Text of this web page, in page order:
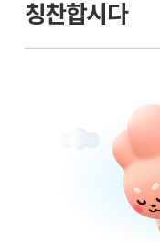
칭찬합시다